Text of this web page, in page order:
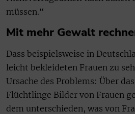
müssen.“
Mit mehr Gewalt
Dass beispielsweise in
leicht bekleideten Frauen zu
Ursache des Problems: Über
Flüchtlinge Bilder von Frauen
dem unterschieden, was von